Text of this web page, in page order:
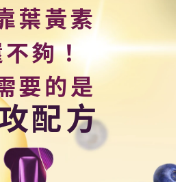
葉黃素
夠！
要的是
配方